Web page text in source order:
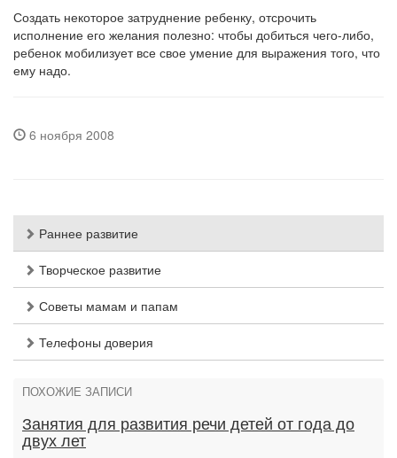
Создать некоторое затруднение ребенку, отсрочить
исполнение его желания полезно: чтобы добиться чего-либо,
ребенок мобилизует все свое умение для выражения того, что
ему надо.
6 ноября 2008
Раннее развитие
Творческое развитие
Советы мамам и папам
Телефоны доверия
ПОХОЖИЕ ЗАПИСИ
Занятия для развития речи детей от года до
двух лет